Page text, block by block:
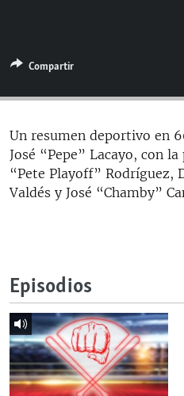
ESPECIALES
LA REALIDAD DE LA
SER VIEJO EN CUBA
KENTU-CUBANO
LOS SANTOS DE HIALEAH
MULTIMEDIA
EDITORIALES
SÍGUENOS
Compartir
Un resumen deportivo en
José “Pepe” Lacayo, con
“Pete Playoff” Rodríguez,
Valdés y José “Chamby”
Episodios